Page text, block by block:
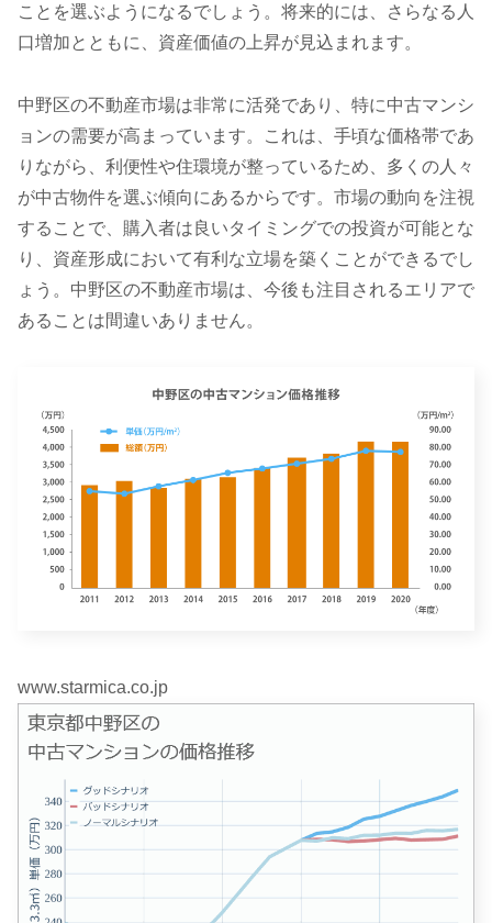
ことを選ぶようになるでしょう。将来的には、さらなる人
口増加とともに、資産価値の上昇が見込まれます。
中野区の不動産市場は非常に活発であり、特に中古マンシ
ョンの需要が高まっています。これは、手頃な価格帯であ
りながら、利便性や住環境が整っているため、多くの人々
が中古物件を選ぶ傾向にあるからです。市場の動向を注視
することで、購入者は良いタイミングでの投資が可能とな
り、資産形成において有利な立場を築くことができるでし
ょう。中野区の不動産市場は、今後も注目されるエリアで
あることは間違いありません。
www.starmica.co.jp